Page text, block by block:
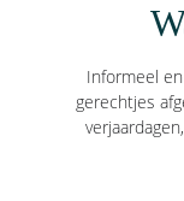
Informeel
gerechtjes